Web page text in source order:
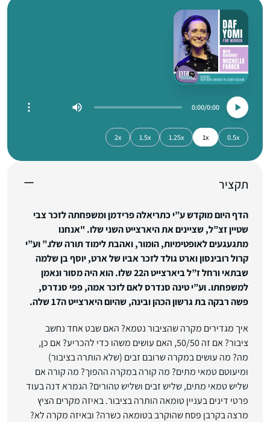
0:00
0:00
0.5x
1x
1.25x
1.5x
2x
תקציר
הדף היום מוקדש ע”י כתריאלה פרידמן ומשפחתה לזכר צבי
שטיין זצ”ל, שציינים את היארצייט השני שלו. "אנחנו
מתגעגעים לאופטימיות, הומור, ואהבת לימוד תורה שלו.”וע”י
קרול רובינסון וארט גולד לזכר אביו של ארט, יוסף בן שלמה
שבתאי ורחל ז”ל ביארצייט ה22 שלו. הוא היה מסור ונאמן
למשפחתו.וע”י טינה סנדרס לאם לזכר אמה, פפי סנדרס,
פשה רבקה בת גרשון הכהן ובינה, שהיום היארצייט ה17 שלה.
איך מגדירים מקרה שהציבור נטמא? האם שבט אחד נחשב
ציבור? אם זה 50/50, האם עושים משהו כדי להכריע? אם כן,
מה? מה עושים במקרה שרובם זבים (שלא הותרה בציבור)
ומיעוטם טמאי מתים? מה קורה במקרה ההפוך? מה קורה אם
שליש טמאי מתים, שליש זבים ושליש טהורים? הגמרא דנה בעוד
פרטי דינים בעניין טומאה הותרה בציבור. באיזה מקרים הציץ
מרצה בקרבן פסח שהוקרב בטומאה כשרה? ובאיזה מקרה לא?